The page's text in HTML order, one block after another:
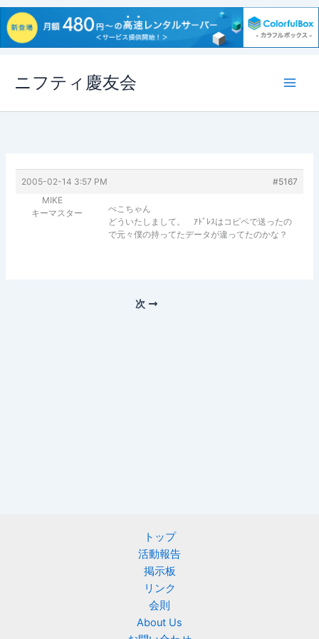
ス
ニフティ慶友会
2005-02-14 3:57 PM
#5167
MIKE
キーマスター
ぺこちゃん
どういたしまして。 ｱﾄﾞﾚｽはコピペで送ったの
で元々僕の持ってたデータが違ってたのかな？
次
トップ
活動報告
掲示板
リンク
会則
About Us